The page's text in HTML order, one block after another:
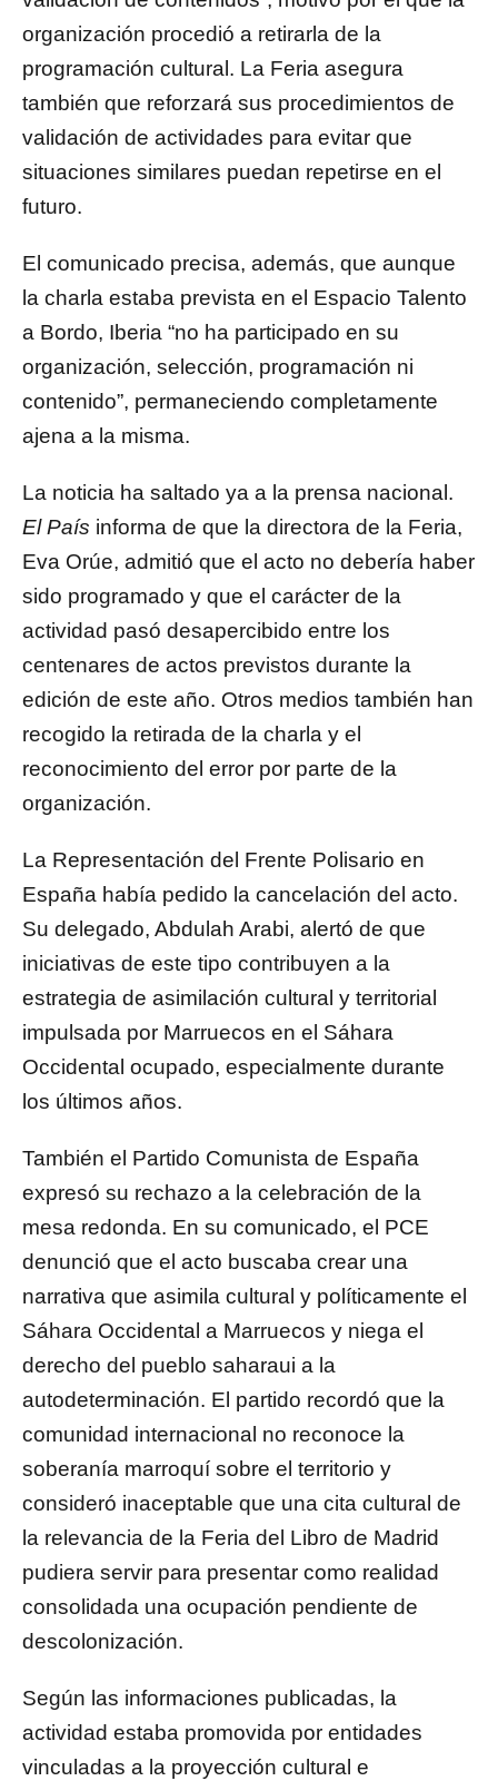
organización procedió a retirarla de la
programación cultural. La Feria asegura
también que reforzará sus procedimientos de
validación de actividades para evitar que
situaciones similares puedan repetirse en el
futuro.
El comunicado precisa, además, que aunque
la charla estaba prevista en el Espacio Talento
a Bordo, Iberia “no ha participado en su
organización, selección, programación ni
contenido”, permaneciendo completamente
ajena a la misma.
La noticia ha saltado ya a la prensa nacional.
El País informa de que la directora de la Feria,
Eva Orúe, admitió que el acto no debería haber
sido programado y que el carácter de la
actividad pasó desapercibido entre los
centenares de actos previstos durante la
edición de este año. Otros medios también han
recogido la retirada de la charla y el
reconocimiento del error por parte de la
organización.
La Representación del Frente Polisario en
España había pedido la cancelación del acto.
Su delegado, Abdulah Arabi, alertó de que
iniciativas de este tipo contribuyen a la
estrategia de asimilación cultural y territorial
impulsada por Marruecos en el Sáhara
Occidental ocupado, especialmente durante
los últimos años.
También el Partido Comunista de España
expresó su rechazo a la celebración de la
mesa redonda. En su comunicado, el PCE
denunció que el acto buscaba crear una
narrativa que asimila cultural y políticamente el
Sáhara Occidental a Marruecos y niega el
derecho del pueblo saharaui a la
autodeterminación. El partido recordó que la
comunidad internacional no reconoce la
soberanía marroquí sobre el territorio y
consideró inaceptable que una cita cultural de
la relevancia de la Feria del Libro de Madrid
pudiera servir para presentar como realidad
consolidada una ocupación pendiente de
descolonización.
Según las informaciones publicadas, la
actividad estaba promovida por entidades
vinculadas a la proyección cultural e